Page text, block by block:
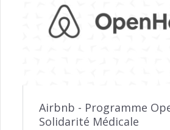
Airbnb - Programme
Solidarité Médicale